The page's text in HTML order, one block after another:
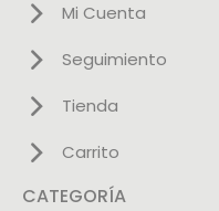
Mi Cuenta
Seguimiento
Tienda
Carrito
CATEGORÍA